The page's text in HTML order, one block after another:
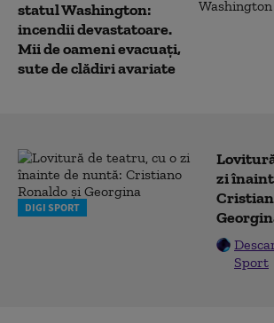
statul Washington:
incendii devastatoare.
Mii de oameni evacuați,
sute de clădiri avariate
DIGI SPORT
zi
Sport